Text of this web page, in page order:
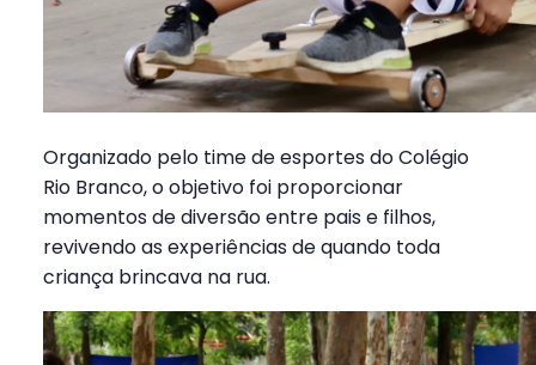
Organizado pelo time de esportes do Colégio
Rio Branco, o objetivo foi proporcionar
momentos de diversão entre pais e filhos,
revivendo as experiências de quando toda
criança brincava na rua.